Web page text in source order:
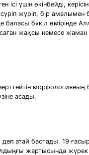
үшін өкінбейді,
жүріп, бір амалымен
баласы бүкіл өмірінде
жақсы немесе
морфологияның
асады.
атай бастады. 19
жартысында